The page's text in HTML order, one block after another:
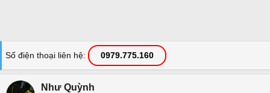
Số điện thoại liên hệ 0979.775.160
Như Quỳnh